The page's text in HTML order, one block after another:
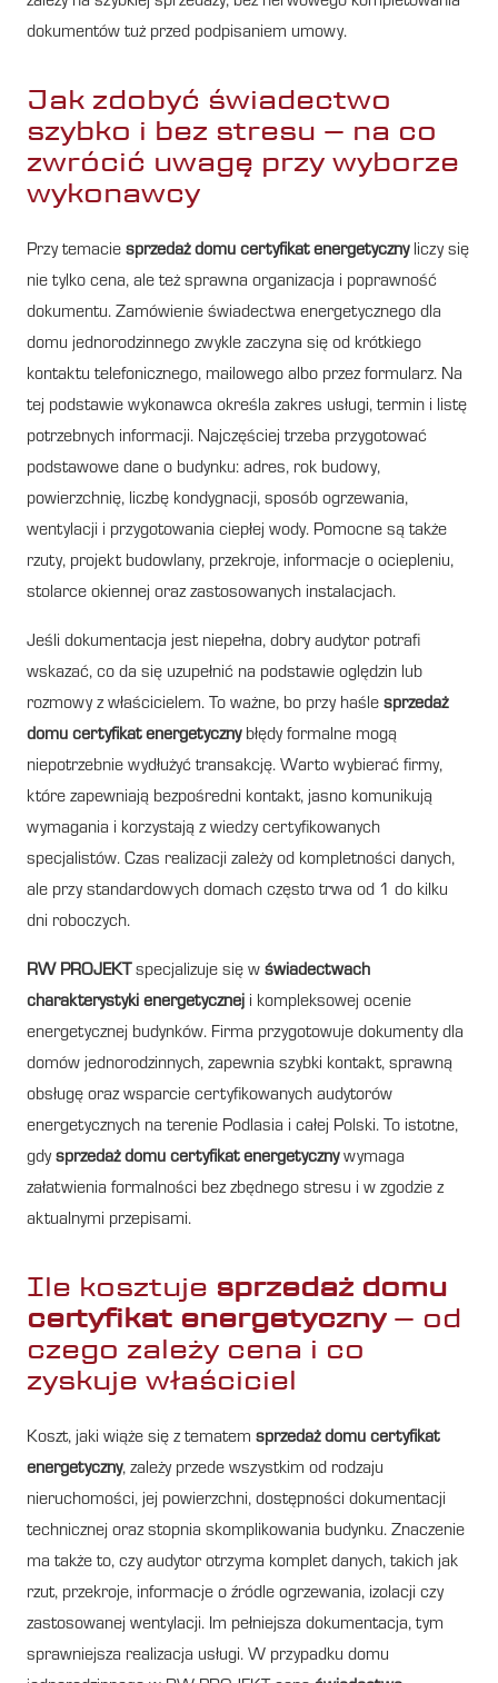
dokumentów tuż przed podpisaniem umowy.
Jak zdobyć świadectwo
szybko i bez stresu – na co
zwrócić uwagę przy wyborze
wykonawcy
Przy temacie sprzedaż domu certyfikat energetycznyliczy się
nie tylko cena, ale też sprawna organizacja i poprawność
dokumentu. Zamówienie świadectwa energetycznego dla
domu jednorodzinnego zwykle zaczyna się od krótkiego
kontaktu telefonicznego, mailowego albo przez formularz. Na
tej podstawie wykonawca określa zakres usługi, termin i listę
potrzebnych informacji. Najczęściej trzeba przygotować
podstawowe dane o budynku: adres, rok budowy,
powierzchnię, liczbę kondygnacji, sposób ogrzewania,
wentylacji i przygotowania ciepłej wody. Pomocne są także
rzuty, projekt budowlany, przekroje, informacje o ociepleniu,
stolarce okiennej oraz zastosowanych instalacjach.
Jeśli dokumentacja jest niepełna, dobry audytor potrafi
wskazać, co da się uzupełnić na podstawie oględzin lub
rozmowy z właścicielem. To ważne, bo przy haśle sprzedaż
domu certyfikat energetycznybłędy formalne mogą
niepotrzebnie wydłużyć transakcję. Warto wybierać firmy,
które zapewniają bezpośredni kontakt, jasno komunikują
wymagania i korzystają z wiedzy certyfikowanych
specjalistów. Czas realizacji zależy od kompletności danych,
ale przy standardowych domach często trwa od 1 do kilku
dni roboczych.
RW PROJEKT specjalizuje się w świadectwach
charakterystyki energetycznej i kompleksowej ocenie
energetycznej budynków. Firma przygotowuje dokumenty dla
domów jednorodzinnych, zapewnia szybki kontakt, sprawną
obsługę oraz wsparcie certyfikowanych audytorów
energetycznych na terenie Podlasia i całej Polski. To istotne,
gdysprzedaż domu certyfikat energetycznywymaga
załatwienia formalności bez zbędnego stresu i w zgodzie z
aktualnymi przepisami.
Ile kosztuje sprzedaż domu
certyfikat energetyczny– od
czego zależy cena i co
zyskuje właściciel
Koszt, jaki wiąże się z tematem sprzedaż domu certyfikat
energetyczny, zależy przede wszystkim od rodzaju
nieruchomości, jej powierzchni, dostępności dokumentacji
technicznej oraz stopnia skomplikowania budynku. Znaczenie
ma także to, czy audytor otrzyma komplet danych, takich jak
rzut, przekroje, informacje o źródle ogrzewania, izolacji czy
zastosowanej wentylacji. Im pełniejsza dokumentacja, tym
sprawniejsza realizacja usługi. W przypadku domu